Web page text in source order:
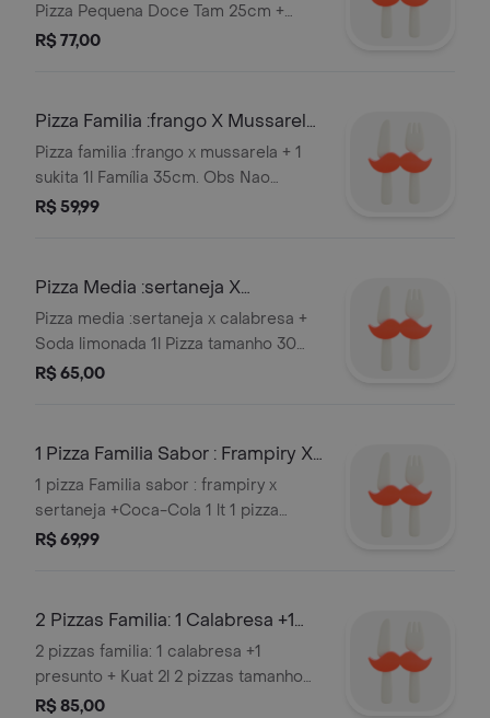
Pizza Pequena Doce Tam 25cm +
Refri de 1 Litro Serve 3 pessoas
R$ 77,00
Pizza Familia :frango X Mussarela
+ 1 Sukita 1l
Pizza familia :frango x mussarela + 1
sukita 1l Família 35cm. Obs Nao
Trocamos Sabores.
R$ 59,99
Pizza Media :sertaneja X
Calabresa + Soda Limonada 1l
Pizza media :sertaneja x calabresa +
Soda limonada 1l Pizza tamanho 30
cm
R$ 65,00
1 Pizza Familia Sabor : Frampiry X
Sertaneja +Coca-Cola 1 Lt
1 pizza Familia sabor : frampiry x
sertaneja +Coca-Cola 1 lt 1 pizza
tamanho 35cm; frampiry e sertaneja
R$ 69,99
2 Pizzas Familia: 1 Calabresa +1
Presunto + Kuat 2l
2 pizzas familia: 1 calabresa +1
presunto + Kuat 2l 2 pizzas tamanho
35 cm. Obs .Nao Trocamos Sabores.
R$ 85,00